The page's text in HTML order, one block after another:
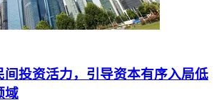
间投资活力，引导资本有序入局低
域